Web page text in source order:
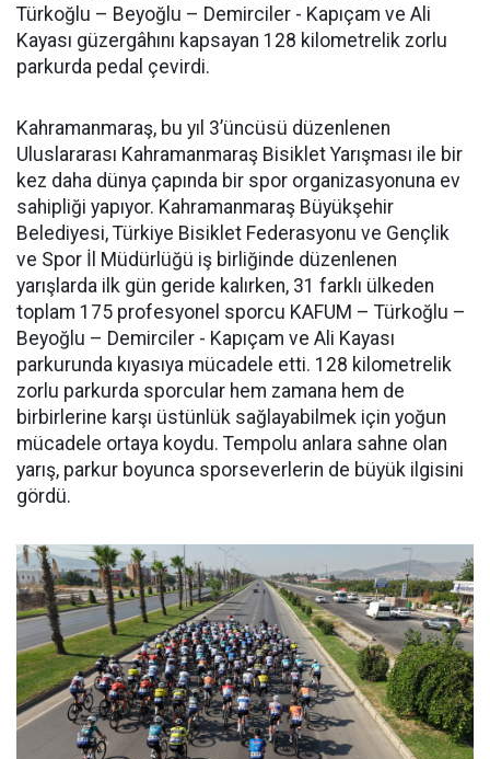
Türkoğlu – Beyoğlu – Demirciler - Kapıçam ve Ali
Kayası güzergâhını kapsayan 128 kilometrelik zorlu
parkurda pedal çevirdi.
Kahramanmaraş, bu yıl 3’üncüsü düzenlenen
Uluslararası Kahramanmaraş Bisiklet Yarışması ile bir
kez daha dünya çapında bir spor organizasyonuna ev
sahipliği yapıyor. Kahramanmaraş Büyükşehir
Belediyesi, Türkiye Bisiklet Federasyonu ve Gençlik
ve Spor İl Müdürlüğü iş birliğinde düzenlenen
yarışlarda ilk gün geride kalırken, 31 farklı ülkeden
toplam 175 profesyonel sporcu KAFUM – Türkoğlu –
Beyoğlu – Demirciler - Kapıçam ve Ali Kayası
parkurunda kıyasıya mücadele etti. 128 kilometrelik
zorlu parkurda sporcular hem zamana hem de
birbirlerine karşı üstünlük sağlayabilmek için yoğun
mücadele ortaya koydu. Tempolu anlara sahne olan
yarış, parkur boyunca sporseverlerin de büyük ilgisini
gördü.